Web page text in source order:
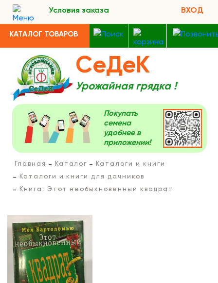
Условия заказа ВХОД
КАТАЛОГ ТОВАРОВ
СеДеК
Урожайная грядка !
Покупать
семена
удобнее в
приложении!
Главная Каталог
Каталоги и книги
Каталоги и книги для дачников
Книга: Этот необыкновенный квадрат